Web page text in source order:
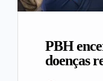
PBH
doenças